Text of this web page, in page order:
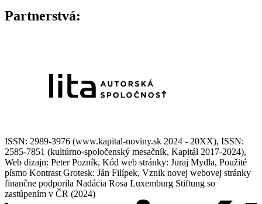
Partnerstvá:
ISSN: 2989-3976 (www.kapital-noviny.sk 2024 - 20XX), ISSN:
2585-7851 (kultúrno-spoločenský mesačník, Kapitál 2017-2024),
Web dizajn: Peter Pozník, Kód web stránky: Juraj Mydla, Použité
písmo Kontrast Grotesk: Ján Filípek, Vznik novej webovej stránky
finančne podporila Nadácia Rosa Luxemburg Stiftung so
zastúpením v ČR (2024)